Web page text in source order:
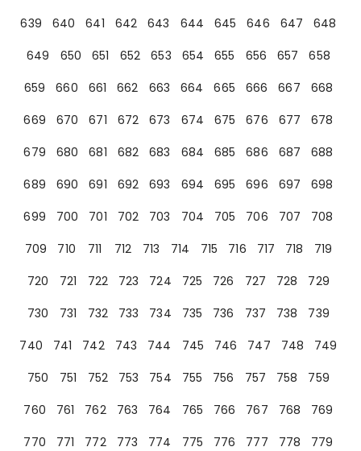
639
640 641 642 643 644 645 646 647
648
649
650 651 652 653 654 655 656 657
658
659
660 661 662 663 664 665 666 667
668
669
670 671 672 673 674 675 676 677
678
679
680 681 682 683 684 685 686 687
688
689
690 691 692 693 694 695 696 697
698
699
700 701 702 703 704 705 706 707
708
709
710 711 712 713 714 715 716 717 718
719
720
721 722 723 724 725 726 727 728
729
730
731 732 733 734 735 736 737 738
739
740
741 742 743 744 745 746 747 748
749
750
751 752 753 754 755 756 757 758
759
760
761 762 763 764 765 766 767 768
769
770
771 772 773 774 775 776 777 778
779